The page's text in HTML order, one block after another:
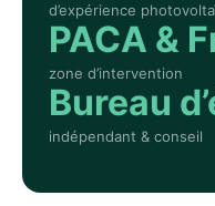
d’expérience
PACA &
zone d’intervention
Bureau
indépendant & conseil